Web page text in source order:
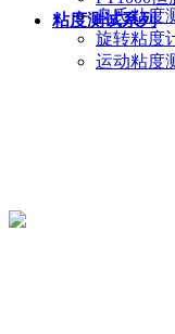
粘度测试系列
乌氏粘度
旋转粘度
运动粘度